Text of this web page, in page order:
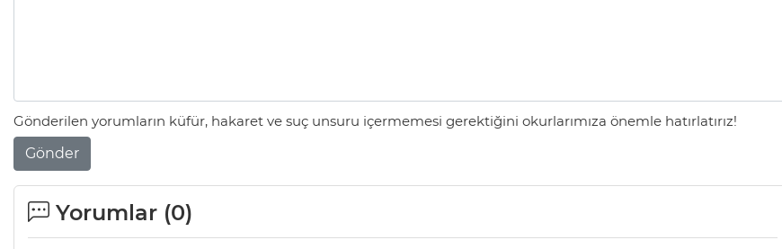
Gönderilen yorumların küfür, hakaret ve suç unsuru içermemesi gerektiğini okurlarımıza önemle hatırlatırız!
Gönder
Yorumlar (0)